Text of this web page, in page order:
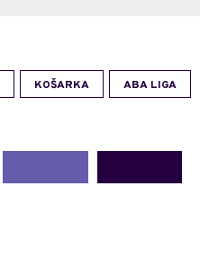
KOŠARKA ABA LIGA